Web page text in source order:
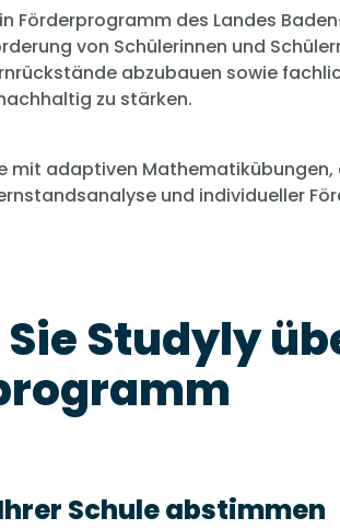
Förderprogramm des Landes
von Schülerinnen und
abzubauen sowie
zu stärken.
mit adaptiven
und individueller
Studyly
Schule abstimmen